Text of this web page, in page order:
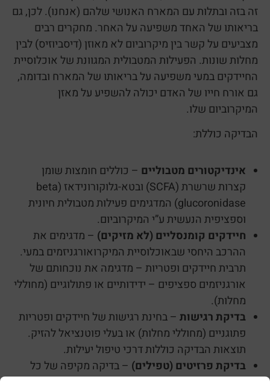
זה בזה ובתלות עם המארח האנושי שלהם (אנחנו). לכן, גם
בריאותו של האחד משפיעה על האחר. מחקרים רבים
מצביעים על קשר בין מיקרוביום לא מאוזן (דיסביוזיס) לבין
מחלות שונות. הפעילות המטבולית המגוונת של אוכלוסיית
החיידקים במעי משפיעה על בריאותו של המארח ובדומה,
גם אורח חייו של האדם יכולה להשפיע על מאזן
המיקרוביום שלו.
הבדיקה כוללת:
אינדיקטורים מטבוליים – כוללים חומצות שומן
קצרות שרשרת (SCFA) ובטא-גלוקורונידאז (beta
glucoronidase) המדגימים פעילות מטבולית חיונית
וספציפית הנעשית ע”י המיקרוביום.
חיידקים קומנסליים (לא מזיקים) – מדגימים את
ההרכב היחסי שבאוכלוסיית המיקרואורגניזמים במעי.
תרבית חיידקים ופטריות – מדגימה את נוכחותם של
אורגניזמים ספציפים – ידידותיים או פתולוגיים (מחוללי
מחלות).
בדיקת רגישות – בחינת רגישות של חיידקים ופטריות
פתוגניים (מחוללי מחלות) או בעלי פוטנציאל להזיק.
תוצאות הבדיקה כוללות דרכי טיפול יעילות.
בדיקת פרזיטים (טפילים) – בדיקה מקיפה של כל